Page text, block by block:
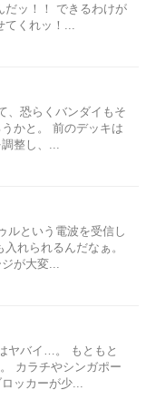
だッ！！ できるわけが
くれッ！...
、恐らくバンダイもそ
かと。 前のデッキは
整し、...
ルという電波を受信し
れられるんだなぁ。
が大変...
ヤバイ…。 もともと
カラチやシンガポー
ッカーが少...